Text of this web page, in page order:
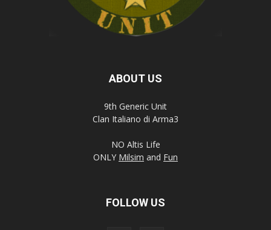
ABOUT US
9th Generic Unit
Clan Italiano di Arma3
NO Altis Life
ONLY Milsim and Fun
FOLLOW US